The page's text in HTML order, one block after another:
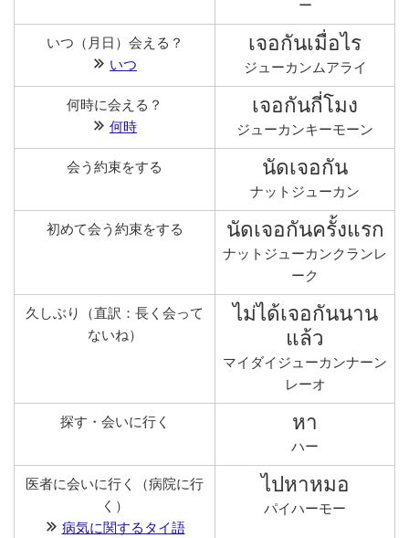
ー
いつ（月日）会える？
いつ
เจอกันเมื่อไร
ジューカンムアライ
何時に会える？
何時
เจอกันกี่โมง
ジューカンキーモーン
会う約束をする นัดเจอกัน
ナットジューカン
初めて会う約束をする นัดเจอกันครั้งแรก
ナットジューカンクランレ
ーク
久しぶり（直訳：長く会って
ないね）
ไม่ได้เจอกันนาน
แล้ว
マイダイジューカンナーン
レーオ
探す・会いに行く หา
ハー
医者に会いに行く（病院に行
く）
病気に関するタイ語
ไปหาหมอ
パイハーモー